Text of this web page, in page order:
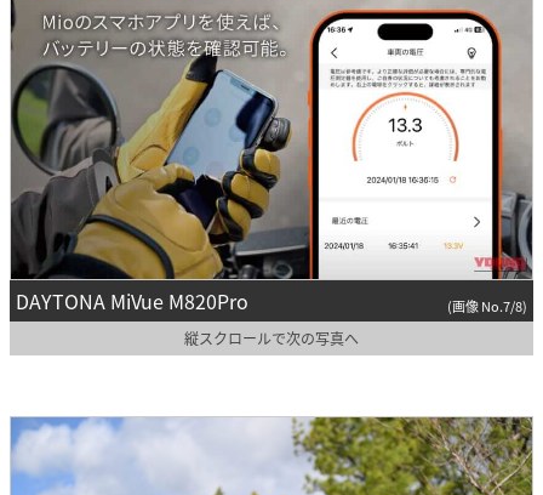
DAYTONA MiVue M820Pro (画像 No.7/8)
縦スクロールで次の写真へ